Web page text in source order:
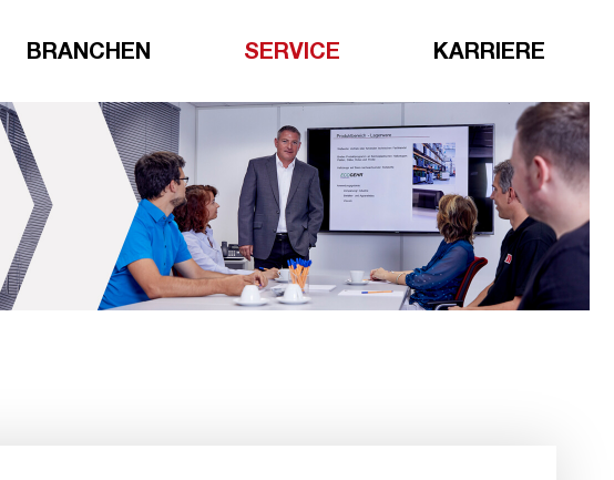
BRANCHEN SERVICE KARRIERE